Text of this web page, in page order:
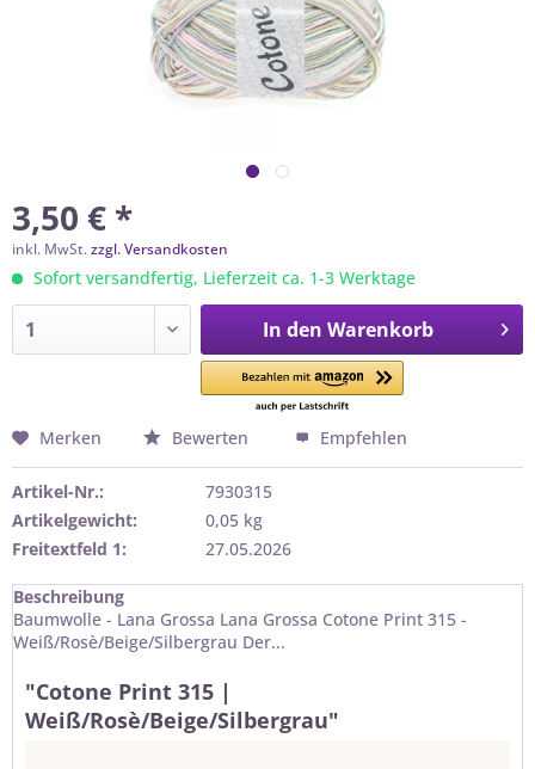
3,50 € *
inkl. MwSt.zzgl. Versandkosten
Sofort versandfertig, Lieferzeit ca. 1-3 Werktage
In den Warenkorb
Merken Bewerten Empfehlen
Artikel-Nr.:
7930315
Artikelgewicht:
0,05 kg
Freitextfeld 1:
27.05.2026
Beschreibung
Baumwolle - Lana Grossa Lana Grossa Cotone Print 315 -
Weiß/Rosè/Beige/Silbergrau Der...
"Cotone Print 315 |
Weiß/Rosè/Beige/Silbergrau"